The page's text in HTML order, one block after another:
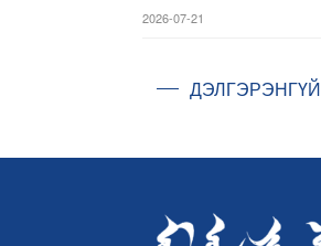
2026-07-21
ДЭЛГЭРЭНГҮЙ